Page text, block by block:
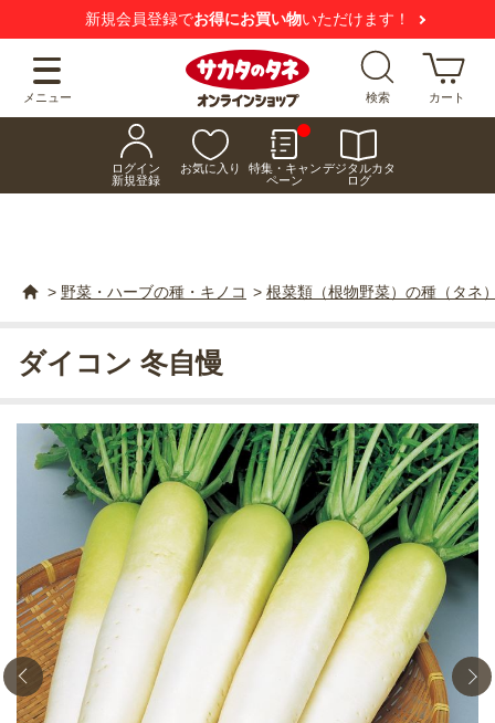
新規会員登録でお得にお買い物いただけます！
メニュー 検索 カート
ログイン
新規登録
お気に入り
特集・キャン
ペーン
デジタルカタ
ログ
> 野菜・ハーブの種・キノコ > 根菜類（根物野菜）の種（タネ
ダイコン 冬自慢